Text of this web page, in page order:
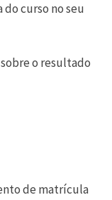
curso no seu
sobre o resultado
de matrícula